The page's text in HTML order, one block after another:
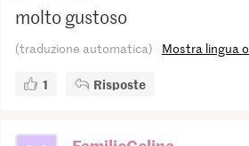
molto gustoso
(traduzione automatica) Mostra lingua
1 Risposte